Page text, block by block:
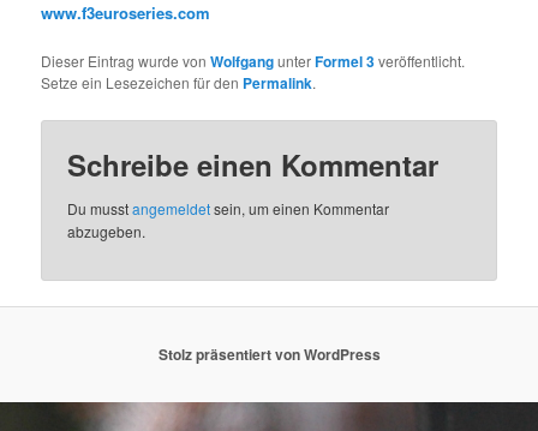
www.f3euroseries.com
Dieser Eintrag wurde vonWolfgangunterFormel 3veröffentlicht.
Setze ein Lesezeichen für den Permalink.
Schreibe einen Kommentar
Du musstangemeldetsein, um einen Kommentar
abzugeben.
Stolz präsentiert von WordPress